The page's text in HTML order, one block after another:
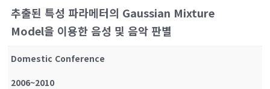
추출된 특성 파라메터의 Gaussian Mixture
Model을 이용한 음성 및 음악 판별
Domestic Conference
2006~2010